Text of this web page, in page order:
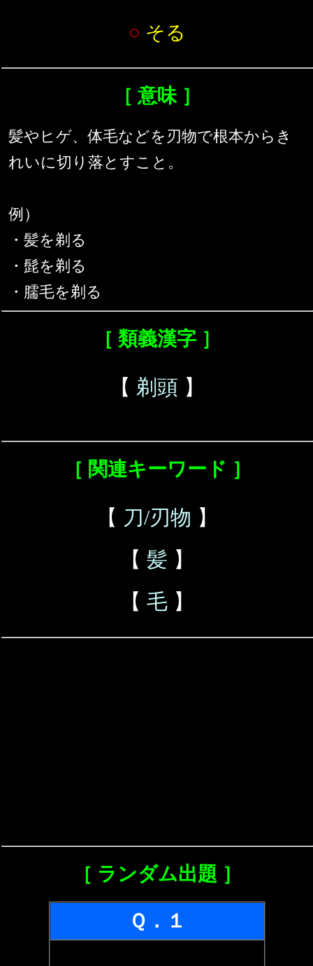
○ そる
［ 意味 ］
髪やヒゲ、体毛などを刃物で根本からき
れいに切り落とすこと。
例）
・髪を剃る
・髭を剃る
・臑毛を剃る
［ 類義漢字 ］
【 剃頭 】
［ 関連キーワード ］
【 刀/刃物 】
【 髪 】
【 毛 】
［ ランダム出題 ］
Ｑ．１